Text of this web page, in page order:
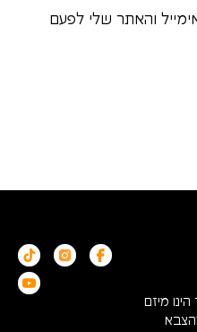
והאתר שלי לפעם
מיזם